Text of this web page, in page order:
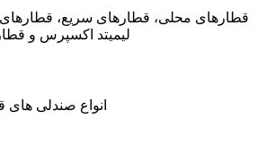
قطارهای محلی، قطارهای سریع،
لیمیتد اکسپرس و
انواع صندلی های